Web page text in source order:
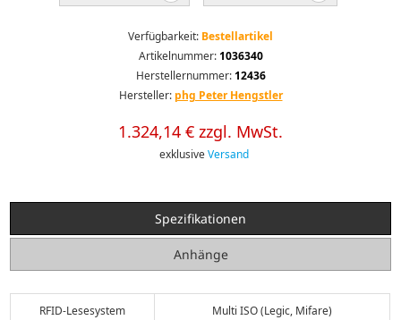
Verfügbarkeit: Bestellartikel
Artikelnummer: 1036340
Herstellernummer: 12436
Hersteller: phg Peter Hengstler
1.324,14 € zzgl. MwSt.
exklusiveVersand
Spezifikationen
Anhänge
RFID-Lesesystem Multi ISO (Legic, Mifare)